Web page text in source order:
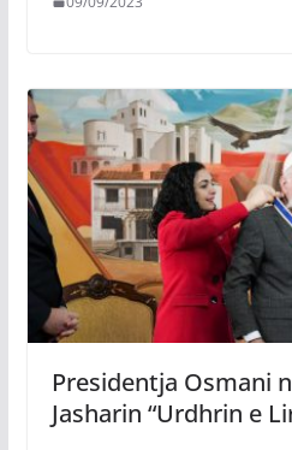
Presidentja Osmani
Jasharin “Urdhrin e